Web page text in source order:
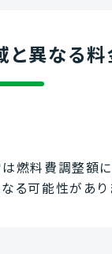
異なる料
燃料費調整額
可能性があり